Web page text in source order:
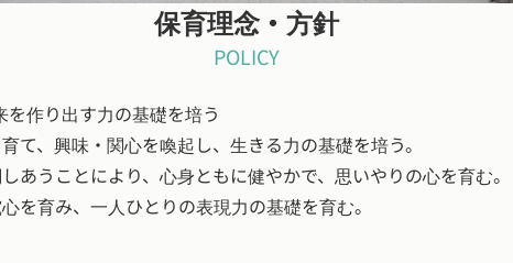
保育理念・方針
POLICY
を作り出す力の基礎を培う
て、興味・関心を喚起し、生きる力の基礎を培う。
あうことにより、心身ともに健やかで、思いやりの心を育む。
を育み、一人ひとりの表現力の基礎を育む。